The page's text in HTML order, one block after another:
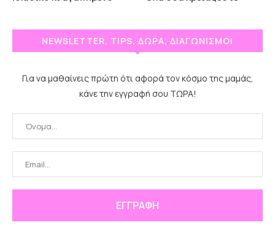
NEWSLETTER, TIPS, ΔΩΡΑ, ΔΙΑΓΩΝΙΣΜΟΙ
Για να μαθαίνεις πρώτη ότι αφορά τον κόσμο της μαμάς,
κάνε την εγγραφή σου ΤΩΡΑ!